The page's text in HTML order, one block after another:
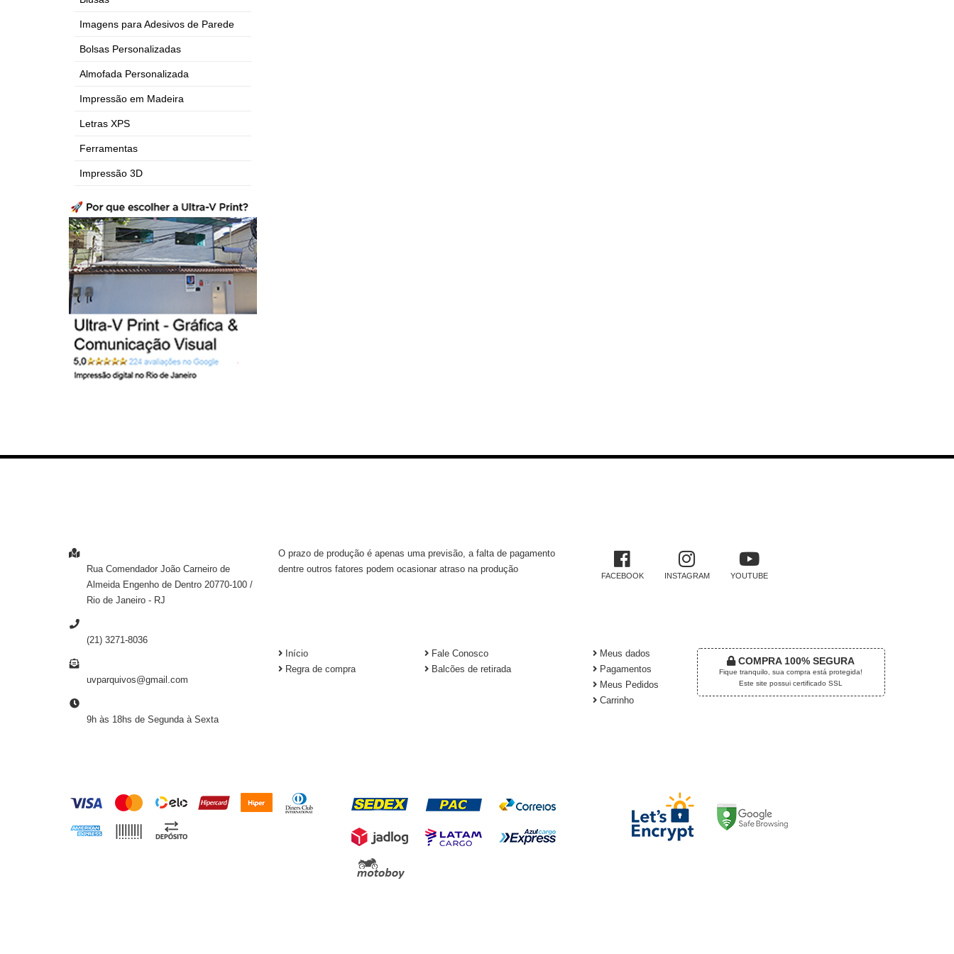
Imagens para Adesivos de Parede
Bolsas Personalizadas
Almofada Personalizada
Impressão em Madeira
Letras XPS
Ferramentas
Impressão 3D
Rua Comendador João Carneiro de
Almeida Engenho de Dentro 20770-100 /
Rio de Janeiro - RJ
(21) 3271-8036
uvparquivos@gmail.com
9h às 18hs de Segunda à Sexta
O prazo de produção é apenas uma previsão, a falta de pagamento
dentre outros fatores podem ocasionar atraso na produção
FACEBOOK INSTAGRAM YOUTUBE
Início
Fale Conosco
Regra de compra
Balcões de retirada
Meus dados
Pagamentos
Meus Pedidos
Carrinho
COMPRA 100% SEGURA
Fique tranquilo, sua compra está protegida!
Este site possui certificado SSL